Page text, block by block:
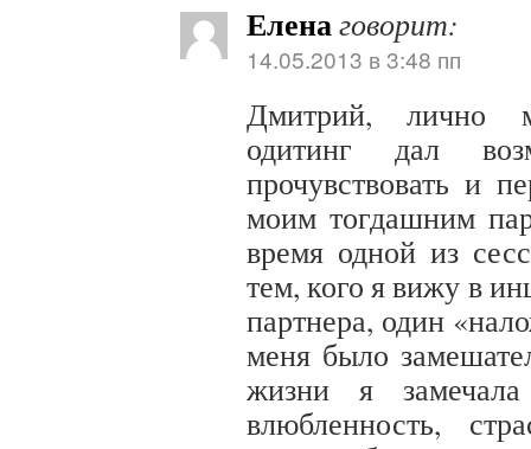
Еленаговорит:
14.05.2013 в 3:48 пп
Дмитрий, лично
одитинг дал
прочувствовать и
моим тогдашним
время одной из
тем, кого я вижу в
партнера, один
меня было
жизни я
влюбленность,